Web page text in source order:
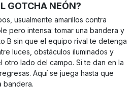
GOTCHA NEÓN?
usualmente amarillos contra
pero intensa: tomar una bandera y
B sin que el equipo rival te detenga
luces, obstáculos iluminados y
lado del campo. Si te dan en la
Aquí se juega hasta que
bandera.